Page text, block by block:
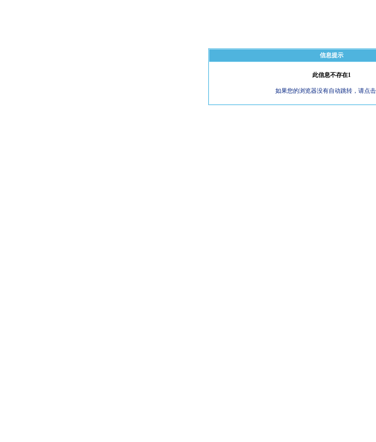
信息提示
此信息不存在1
如果您的浏览器没有自动跳转，请点